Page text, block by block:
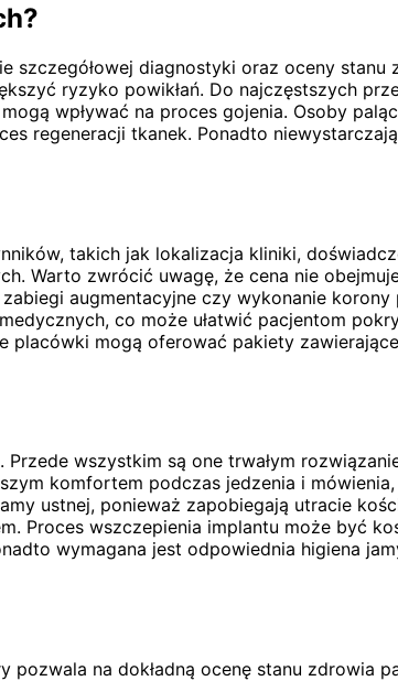
diagnostyki oraz oceny stanu
ryzyko powikłań. Do najczęstszych
wpływać na proces gojenia. Osoby
regeneracji tkanek. Ponadto
takich jak lokalizacja kliniki,
Warto zwrócić uwagę, że cena nie
augmentacyjne czy wykonanie
co może ułatwić pacjentom
mogą oferować pakiety
wszystkim są one trwałym
komfortem podczas jedzenia i
ustnej, ponieważ zapobiegają utracie
Proces wszczepienia implantu może być
wymagana jest odpowiednia higiena
na dokładną ocenę stanu zdrowia